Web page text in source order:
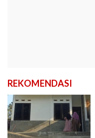
REKOMENDASI